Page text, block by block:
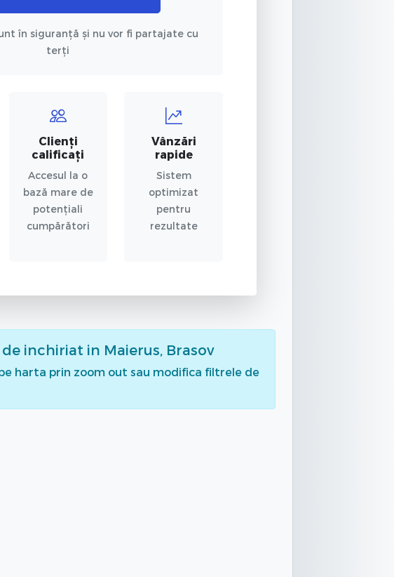
în siguranță și nu vor fi partajate cu
terți
Clienți
calificați
Accesul la o
bază mare de
potențiali
cumpărători
Vânzări
rapide
Sistem
optimizat
pentru
rezultate
inchiriat in Maierus, Brasov
harta prin zoom out sau modifica filtrele de